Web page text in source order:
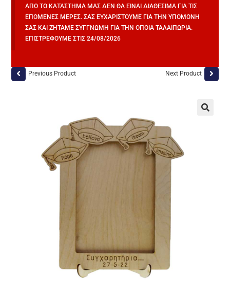
ΑΠΌ ΤΟ ΚΑΤΆΣΤΗΜΆ ΜΑΣ ΔΕΝ ΘΑ ΕΊΝΑΙ ΔΙΑΘΈΣΙΜΑ ΓΙΑ ΤΙΣ
ΕΠΌΜΕΝΕΣ ΜΈΡΕΣ. ΣΑΣ ΕΥΧΑΡΙΣΤΟΎΜΕ ΓΙΑ ΤΗΝ ΥΠΟΜΟΝΉ
ΣΑΣ ΚΑΙ ΖΗΤΆΜΕ ΣΥΓΓΝΏΜΗ ΓΙΑ ΤΗΝ ΌΠΟΙΑ ΤΑΛΑΙΠΩΡΊΑ.
ΕΠΙΣΤΡΈΦΟΥΜΕ ΣΤΙΣ 24/08/2026
Previous Product Next Product